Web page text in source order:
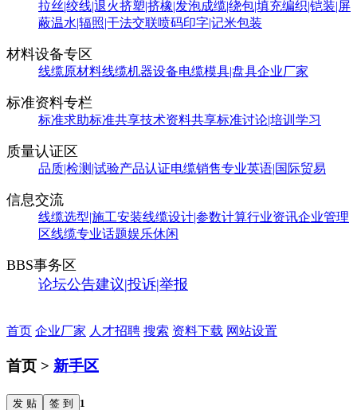
拉丝|绞线|退火挤塑|挤橡|发泡成缆|绕包|填充编织|铠装|屏
蔽温水|辐照|干法交联喷码印字|记米包装
材料设备专区
线缆原材料线缆机器设备电缆模具|盘具企业厂家
标准资料专栏
标准求助标准共享技术资料共享标准讨论|培训学习
质量认证区
品质|检测|试验产品认证电缆销售专业英语|国际贸易
信息交流
线缆选型|施工安装线缆设计|参数计算行业资讯企业管理
区线缆专业话题娱乐休闲
BBS事务区
论坛公告建议|投诉|举报
首页 企业厂家 人才招聘 搜索 资料下载 网站设置
首页 > 新手区
发 贴 签 到 1